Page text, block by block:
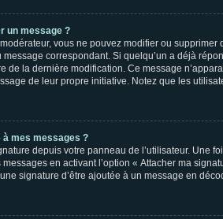
un message ?
vous ne pouvez modifier ou
correspondant. Si quelqu’un a déjà
de la dernière modification. Ce message
de leur propre initiative. Notez que les
mes messages ?
depuis votre panneau de l’utilisateur. Une
en activant l’option « Attacher ma
signature d’être ajoutée à un message en